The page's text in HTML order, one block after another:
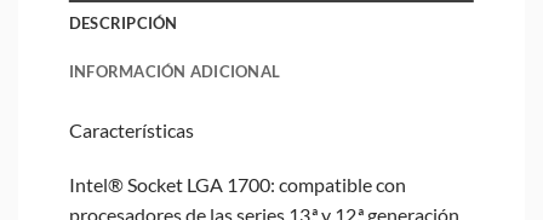
DESCRIPCIÓN
INFORMACIÓN ADICIONAL
Características
Intel® Socket LGA 1700: compatible con
procesadores de las series 13.ª y 12.ª generación